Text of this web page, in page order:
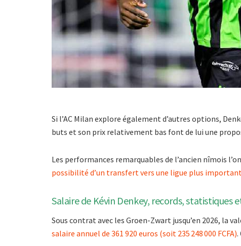
Si l’AC Milan explore également d’autres options,
buts et son prix relativement bas font de lui une
Les performances remarquables de l’ancien nîmois
possibilité d’un transfert vers une ligue plus
Salaire de Kévin Denkey, records, statistiques
Sous contrat avec les Groen-Zwart jusqu’en 2026, la
salaire annuel de 361 920 euros (soit 235 248 000 FCFA).